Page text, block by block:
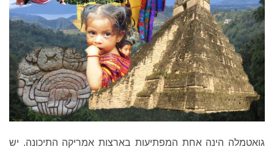
גואטמלה הינה אחת המפתיעות בארצות אמריקה התיכונה. יש